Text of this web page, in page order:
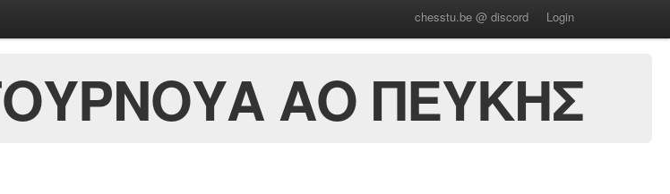
chesstu.be @ discord Login
ΑΟ ΠΕΥΚΗΣ